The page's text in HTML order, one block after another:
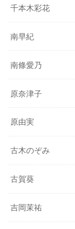
千本木彩花
南早紀
南條愛乃
原奈津子
原由実
古木のぞみ
古賀葵
吉岡茉祐